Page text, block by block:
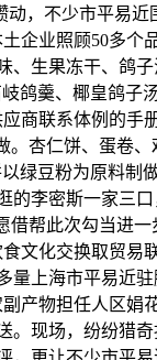
，不少市平易
业照顾50多个
生果冻干、鸽
鸽羹、椰皇鸽
商联系体例的
。杏仁饼、蛋
豆粉为原料制
李密斯一家三
帮此次勾当进
文化交换取贸易
上海市平易近
产物担任人区
现场，纷纷猎